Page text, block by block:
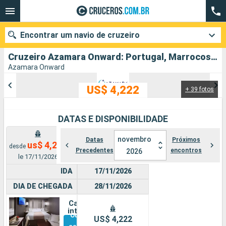
Cruzeiro Azamara Onward: Portugal, Marrocos, Espanha partindo de Lisboa
Azamara Onward
+ 39 fotos
US$ 4,222
DATAS E DISPONIBILIDADE
desde us$ 4,222
le 17/11/2026
Datas
Precedentes
novembro
2026
Próximos
encontros
IDA
DIA DE CHEGADA
Cabine
interna
Outras
17/11/2026
28/11/2026
US$ 4,222
Encontrar um navio de cruzeiro
Cidades Companhias
Pesquisar